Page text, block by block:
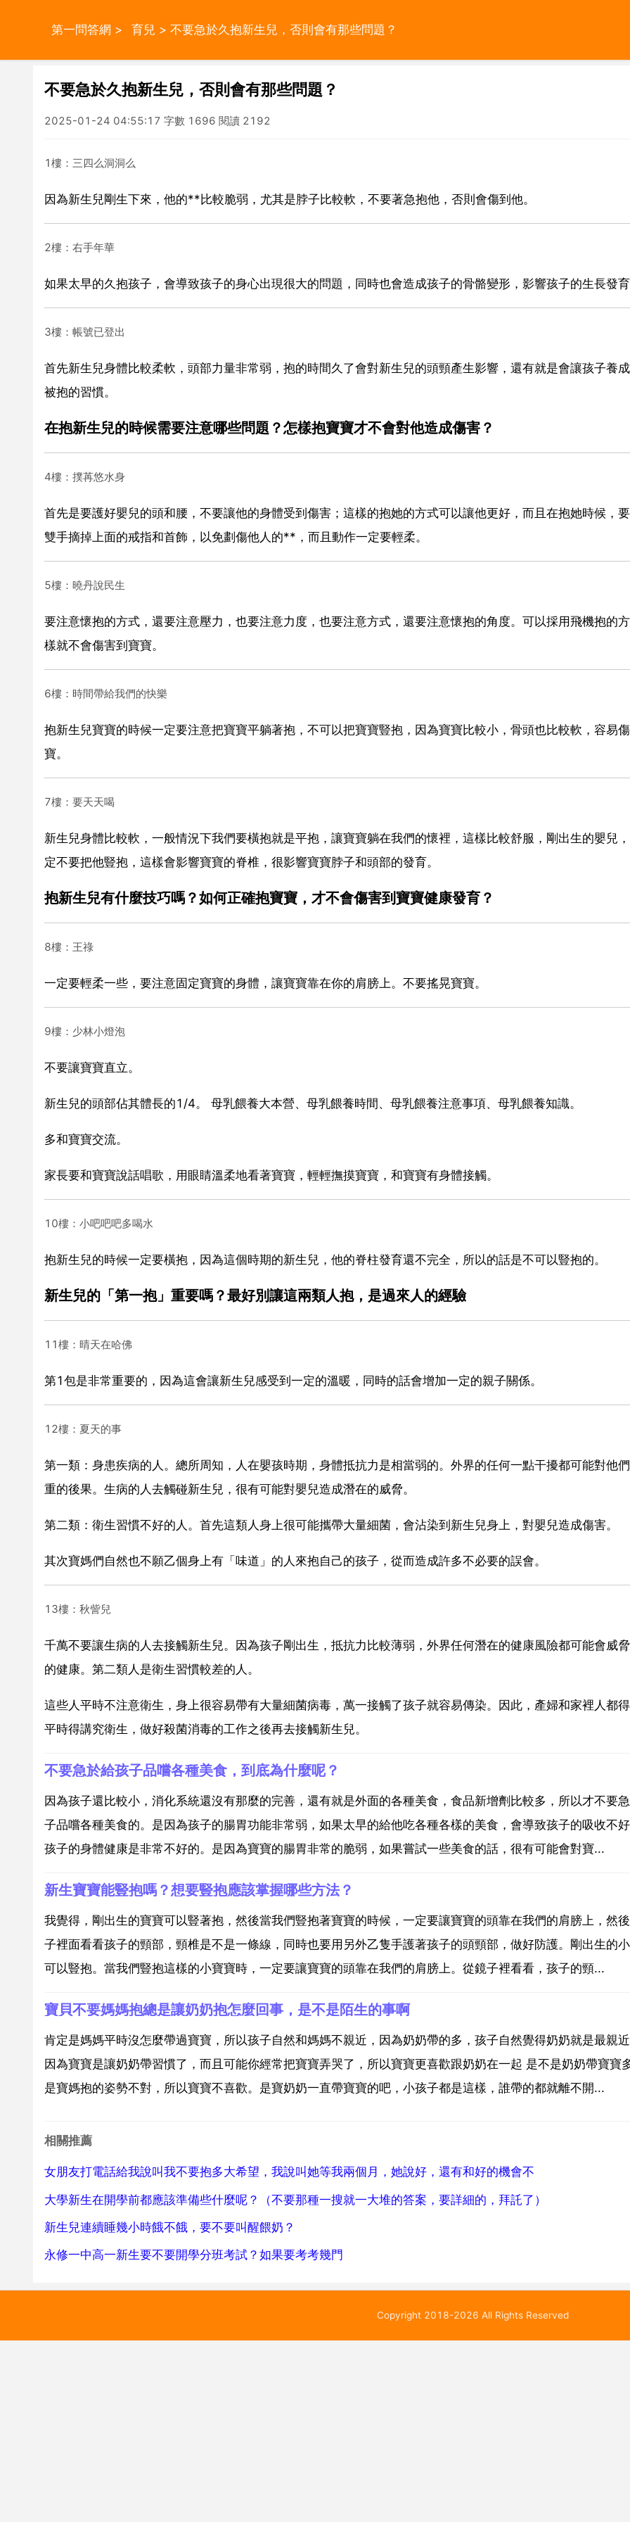
第一問答網 > 育兒 > 不要急於久抱新生兒，否則會有那些問題？
不要急於久抱新生兒，否則會有那些問題？
2025-01-24 04:55:17 字數 1696 閱讀 2192
1樓：三四么洞洞么
因為新生兒剛生下來，他的**比較脆弱，尤其是脖子比較軟，不要著急抱他，否則會傷到他。
2樓：右手年華
如果太早的久抱孩子，會導致孩子的身心出現很大的問題，同時也會造成孩子的骨骼變形，影響孩子的生長發
3樓：帳號已登出
首先新生兒身體比較柔軟，頭部力量非常弱，抱的時間久了會對新生兒的頭頸產生影響，還有就是會讓孩子養
被抱的習慣。
在抱新生兒的時候需要注意哪些問題？怎樣抱寶寶才不會對他造成傷害？
4樓：撲苒悠水身
首先是要護好嬰兒的頭和腰，不要讓他的身體受到傷害；這樣的抱她的方式可以讓他更好，而且在抱她時候，
雙手摘掉上面的戒指和首飾，以免劃傷他人的**，而且動作一定要輕柔。
5樓：曉丹說民生
要注意懷抱的方式，還要注意壓力，也要注意力度，也要注意方式，還要注意懷抱的角度。可以採用飛機抱的
樣就不會傷害到寶寶。
6樓：時間帶給我們的快樂
抱新生兒寶寶的時候一定要注意把寶寶平躺著抱，不可以把寶寶豎抱，因為寶寶比較小，骨頭也比較軟，容易
寶。
7樓：要天天喝
新生兒身體比較軟，一般情況下我們要橫抱就是平抱，讓寶寶躺在我們的懷裡，這樣比較舒服，剛出生的嬰兒
定不要把他豎抱，這樣會影響寶寶的脊椎，很影響寶寶脖子和頭部的發育。
抱新生兒有什麼技巧嗎？如何正確抱寶寶，才不會傷害到寶寶健康發育？
8樓：王祿
一定要輕柔一些，要注意固定寶寶的身體，讓寶寶靠在你的肩膀上。不要搖晃寶寶。
9樓：少林小燈泡
不要讓寶寶直立。
新生兒的頭部佔其體長的1/4。 母乳餵養大本營、母乳餵養時間、母乳餵養注意事項、母乳餵養知識。
多和寶寶交流。
家長要和寶寶說話唱歌，用眼睛溫柔地看著寶寶，輕輕撫摸寶寶，和寶寶有身體接觸。
10樓：小吧吧吧多喝水
抱新生兒的時候一定要橫抱，因為這個時期的新生兒，他的脊柱發育還不完全，所以的話是不可以豎抱的。
新生兒的「第一抱」重要嗎？最好別讓這兩類人抱，是過來人的經驗
11樓：晴天在哈佛
第1包是非常重要的，因為這會讓新生兒感受到一定的溫暖，同時的話會增加一定的親子關係。
12樓：夏天的事
第一類：身患疾病的人。總所周知，人在嬰孩時期，身體抵抗力是相當弱的。外界的任何一點干擾都可能對他
重的後果。生病的人去觸碰新生兒，很有可能對嬰兒造成潛在的威脅。
第二類：衛生習慣不好的人。首先這類人身上很可能攜帶大量細菌，會沾染到新生兒身上，對嬰兒造成傷害。
其次寶媽們自然也不願乙個身上有「味道」的人來抱自己的孩子，從而造成許多不必要的誤會。
13樓：秋訾兒
千萬不要讓生病的人去接觸新生兒。因為孩子剛出生，抵抗力比較薄弱，外界任何潛在的健康風險都可能會威
的健康。第二類人是衛生習慣較差的人。
這些人平時不注意衛生，身上很容易帶有大量細菌病毒，萬一接觸了孩子就容易傳染。因此，產婦和家裡人都
平時得講究衛生，做好殺菌消毒的工作之後再去接觸新生兒。
不要急於給孩子品嚐各種美食，到底為什麼呢？
因為孩子還比較小，消化系統還沒有那麼的完善，還有就是外面的各種美食，食品新增劑比較多，所以才不要
子品嚐各種美食的。是因為孩子的腸胃功能非常弱，如果太早的給他吃各種各樣的美食，會導致孩子的吸收不
孩子的身體健康是非常不好的。是因為寶寶的腸胃非常的脆弱，如果嘗試一些美食的話，很有可能會對寶...
新生寶寶能豎抱嗎？想要豎抱應該掌握哪些方法？
我覺得，剛出生的寶寶可以豎著抱，然後當我們豎抱著寶寶的時候，一定要讓寶寶的頭靠在我們的肩膀上，然
子裡面看看孩子的頸部，頸椎是不是一條線，同時也要用另外乙隻手護著孩子的頭頸部，做好防護。剛出生的
可以豎抱。當我們豎抱這樣的小寶寶時，一定要讓寶寶的頭靠在我們的肩膀上。從鏡子裡看看，孩子的頸...
寶貝不要媽媽抱總是讓奶奶抱怎麼回事，是不是陌生的事啊
肯定是媽媽平時沒怎麼帶過寶寶，所以孩子自然和媽媽不親近，因為奶奶帶的多，孩子自然覺得奶奶就是最親
因為寶寶是讓奶奶帶習慣了，而且可能你經常把寶寶弄哭了，所以寶寶更喜歡跟奶奶在一起 是不是奶奶帶寶寶
是寶媽抱的姿勢不對，所以寶寶不喜歡。是寶奶奶一直帶寶寶的吧，小孩子都是這樣，誰帶的都就離不開...
相關推薦
女朋友打電話給我說叫我不要抱多大希望，我說叫她等我兩個月，她說好，還有和好的機會不
大學新生在開學前都應該準備些什麼呢？（不要那種一搜就一大堆的答案，要詳細的，拜託了）
新生兒連續睡幾小時餓不餓，要不要叫醒餵奶？
永修一中高一新生要不要開學分班考試？如果要考考幾門
Copyright 2018-2026 All Rights Reserved